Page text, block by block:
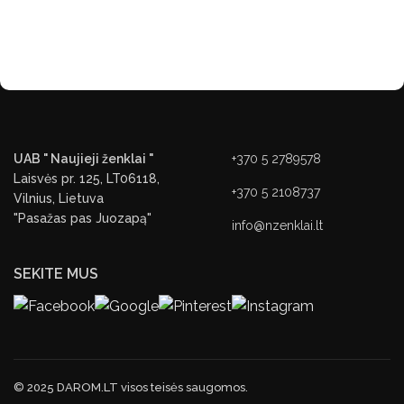
UAB " Naujieji ženklai "
Laisvės pr. 125, LT06118,
Vilnius, Lietuva
"Pasažas pas Juozapą"
+370 5 2789578
+370 5 2108737
info@nzenklai.lt
SEKITE MUS
© 2025 DAROM.LT visos teisės saugomos.